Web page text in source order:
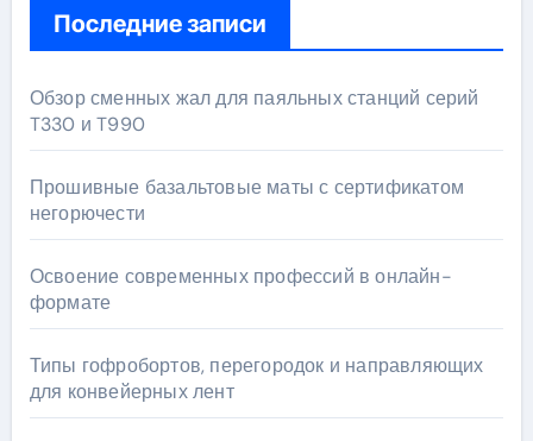
Последние записи
Обзор сменных жал для паяльных станций серий
T330 и T990
Прошивные базальтовые маты с сертификатом
негорючести
Освоение современных профессий в онлайн-
формате
Типы гофробортов, перегородок и направляющих
для конвейерных лент